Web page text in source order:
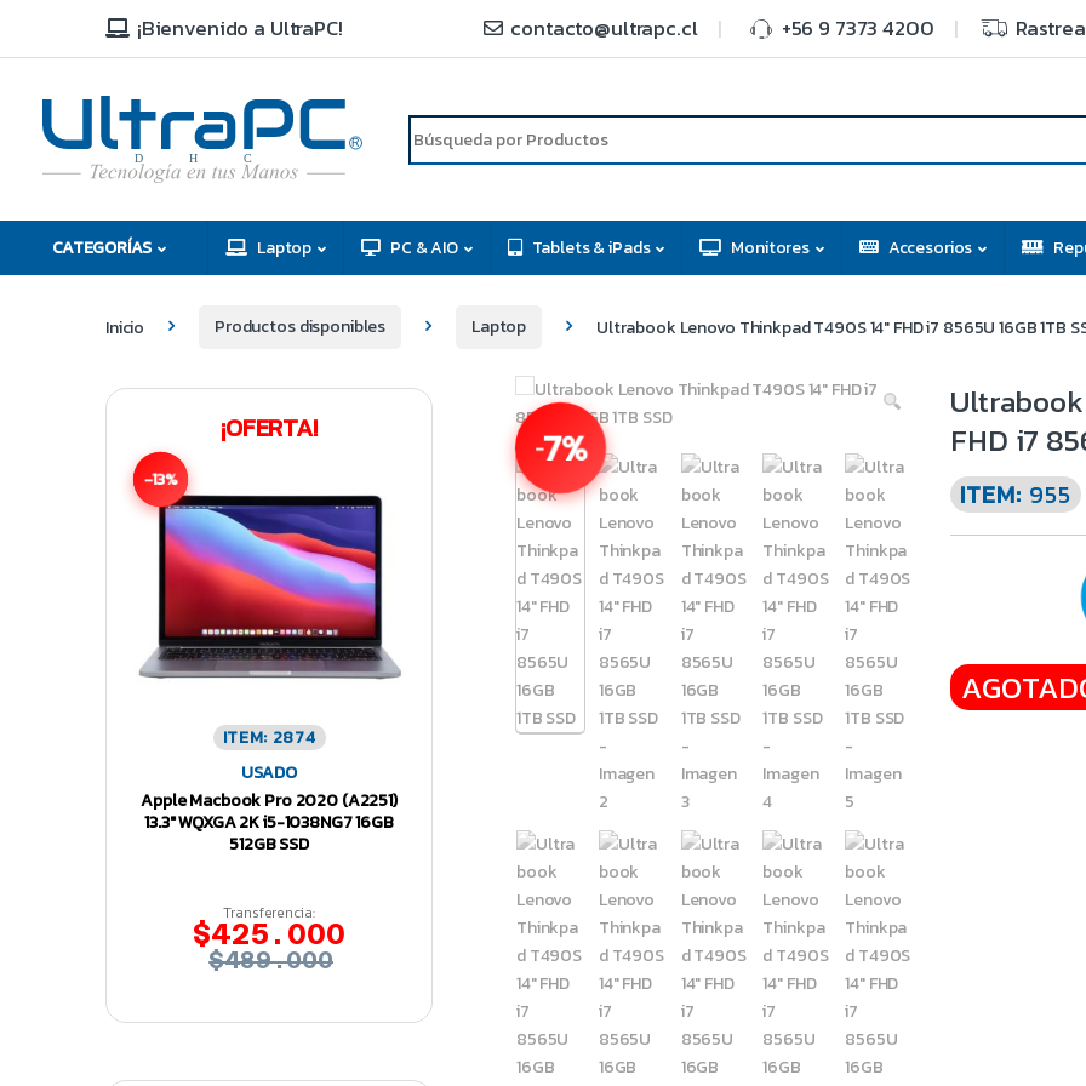
¡Bienvenido a UltraPC! contacto@ultrapc.cl +56 9 7373 4200
C
H
D
R
CATEGORÍAS Laptop PC & AIO Tablets & iPads Monitores Accesorios
Inicio Productos disponibles Laptop Ultrabook Lenovo Thinkpad T490S 14″ FHD i7 8565U 16GB 1TB
-7%
FHD i7
ITEM: 955
¡OFERTA!
-13%
ITEM: 2874
USADO
Apple Macbook Pro 2020 (A2251)
13.3″ WQXGA 2K i5-1038NG7 16GB
512GB SSD
Transferencia:
$425.000
$489.000